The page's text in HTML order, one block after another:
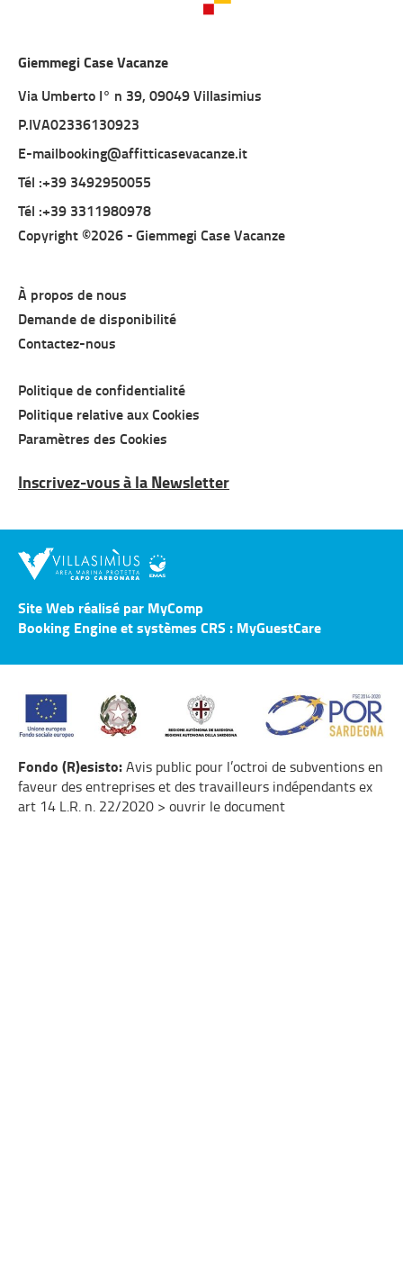
Giemmegi Case Vacanze
Via Umberto I° n 39, 09049 Villasimius
P.IVA02336130923
E-mailbooking@affitticasevacanze.it
Tél :+39 3492950055
Tél :+39 3311980978
Copyright ©2026 -Giemmegi Case Vacanze
À propos de nous
Demande de disponibilité
Contactez-nous
Politique de confidentialité
Politique relative aux Cookies
Paramètres des Cookies
Inscrivez-vous à la Newsletter
Site Web réalisé par MyComp
Booking Engine et systèmes CRS : MyGuestCare
Fondo (R)esisto:Avis public pour l’octroi de subventions en
faveur des entreprises et des travailleurs indépendants ex
art 14 L.R. n. 22/2020 > ouvrir le document